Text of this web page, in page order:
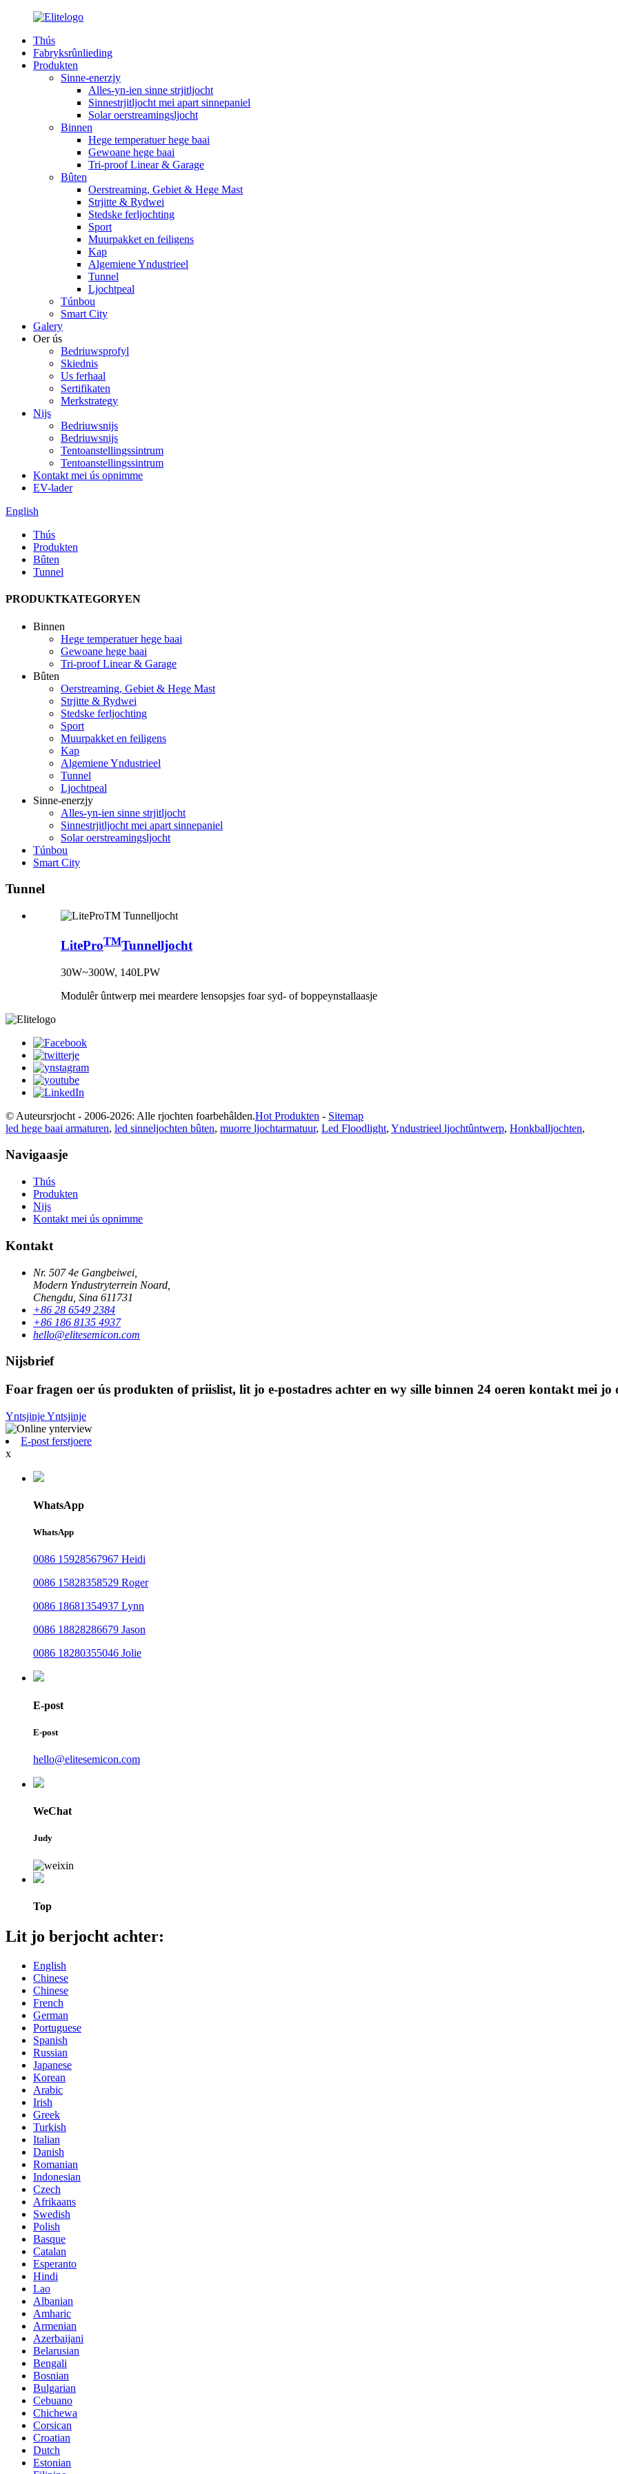
Thús
Fabryksrûnlieding
Produkten
Sinne-enerzjy
Alles-yn-ien sinne strjitljocht
Sinnestrjitljocht mei apart sinnepaniel
Solar oerstreamingsljocht
Binnen
Hege temperatuer hege baai
Gewoane hege baai
Tri-proof Linear & Garage
Bûten
Oerstreaming, Gebiet & Hege Mast
Strjitte & Rydwei
Stedske ferljochting
Sport
Muurpakket en feiligens
Kap
Algemiene Yndustrieel
Tunnel
Ljochtpeal
Túnbou
Smart City
Galery
Oer ús
Bedriuwsprofyl
Skiednis
Us ferhaal
Sertifikaten
Merkstrategy
Nijs
Bedriuwsnijs
Bedriuwsnijs
Tentoanstellingssintrum
Tentoanstellingssintrum
Kontakt mei ús opnimme
EV-lader
English
Thús
Produkten
Bûten
Tunnel
PRODUKTKATEGORYEN
Binnen
Hege temperatuer hege baai
Gewoane hege baai
Tri-proof Linear & Garage
Bûten
Oerstreaming, Gebiet & Hege Mast
Strjitte & Rydwei
Stedske ferljochting
Sport
Muurpakket en feiligens
Kap
Algemiene Yndustrieel
Tunnel
Ljochtpeal
Sinne-enerzjy
Alles-yn-ien sinne strjitljocht
Sinnestrjitljocht mei apart sinnepaniel
Solar oerstreamingsljocht
Túnbou
Smart City
Tunnel
LiteProTMTunnelljocht
30W~300W, 140LPW
Modulêr ûntwerp mei meardere lensopsjes foar syd- of boppeynstallaasje
© Auteursrjocht - 2006-2026: Alle rjochten foarbehâlden.Hot Produkten - Sitemap
led hege baai armaturen, led sinneljochten bûten, muorre ljochtarmatuur, Led Floodlight, Yndustrieel ljochtûntwerp, Honkballjochten,
Navigaasje
Thús
Produkten
Nijs
Kontakt mei ús opnimme
Kontakt
Nr. 507 4e Gangbeiwei,
Modern Yndustryterrein Noard,
Chengdu, Sina 611731
+86 28 6549 2384
+86 186 8135 4937
hello@elitesemicon.com
Nijsbrief
Foar fragen oer ús produkten of priislist, lit jo e-postadres achter en wy sille binnen 24 oeren kontakt mei jo
YntsjinjeYntsjinje
E-post ferstjoere
x
WhatsApp
WhatsApp
0086 15928567967 Heidi
0086 15828358529 Roger
0086 18681354937 Lynn
0086 18828286679 Jason
0086 18280355046 Jolie
E-post
E-post
hello@elitesemicon.com
WeChat
Judy
Top
Lit jo berjocht achter:
English
Chinese
Chinese
French
German
Portuguese
Spanish
Russian
Japanese
Korean
Arabic
Irish
Greek
Turkish
Italian
Danish
Romanian
Indonesian
Czech
Afrikaans
Swedish
Polish
Basque
Catalan
Esperanto
Hindi
Lao
Albanian
Amharic
Armenian
Azerbaijani
Belarusian
Bengali
Bosnian
Bulgarian
Cebuano
Chichewa
Corsican
Croatian
Dutch
Estonian